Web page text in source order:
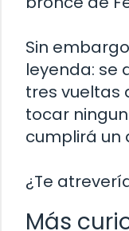
Sin
leyenda: se
tres vueltas
tocar
cumplirá un
¿Te
Más